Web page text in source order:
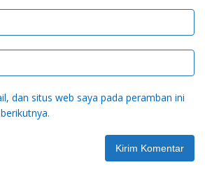
dan situs web saya pada peramban ini